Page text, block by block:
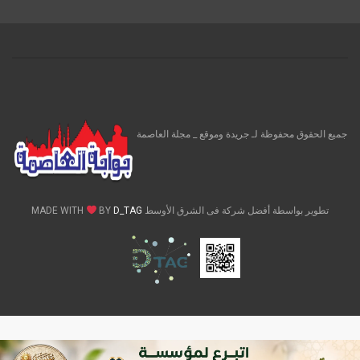
جميع الحقوق محفوظة لـ جريدة وموقع _ مجلة العاصمة
تطوير بواسطة أفضل شركة فى الشرق الأوسط MADE WITH BY D_TAG